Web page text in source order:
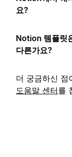
요?
Notion 템플릿
다른가요?
더 궁금하신 점
도움말 센터를